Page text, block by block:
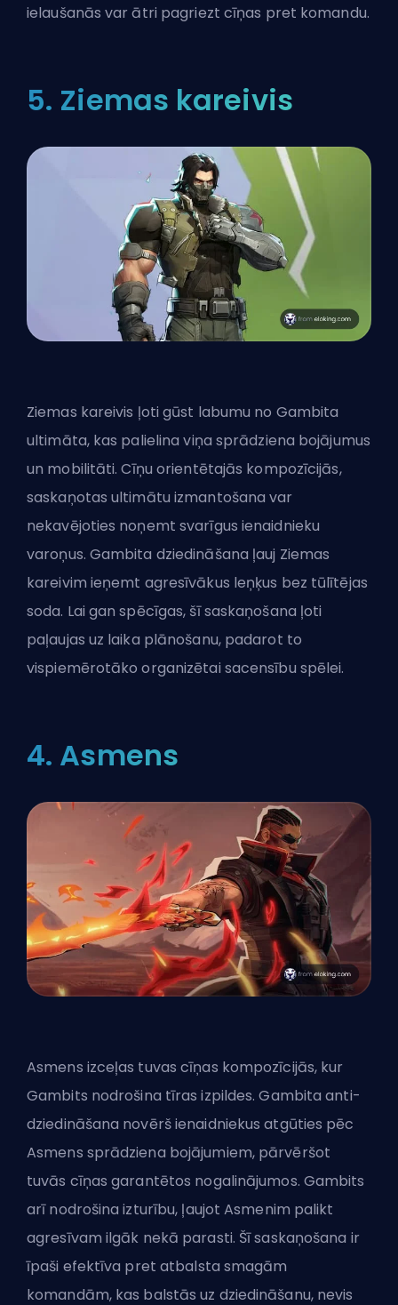
ielaušanās var ātri pagriezt cīņas pret komandu.
5. Ziemas kareivis
Ziemas kareivis ļoti gūst labumu no Gambita
ultimāta, kas palielina viņa sprādziena bojājumus
un mobilitāti. Cīņu orientētajās kompozīcijās,
saskaņotas ultimātu izmantošana var
nekavējoties noņemt svarīgus ienaidnieku
varoņus. Gambita dziedināšana ļauj Ziemas
kareivim ieņemt agresīvākus leņķus bez tūlītējas
soda. Lai gan spēcīgas, šī saskaņošana ļoti
paļaujas uz laika plānošanu, padarot to
vispiemērotāko organizētai sacensību spēlei.
4. Asmens
Asmens izceļas tuvas cīņas kompozīcijās, kur
Gambits nodrošina tīras izpildes. Gambita anti-
dziedināšana novērš ienaidniekus atgūties pēc
Asmens sprādziena bojājumiem, pārvēršot
tuvās cīņas garantētos nogalinājumos. Gambits
arī nodrošina izturību, ļaujot Asmenim palikt
agresīvam ilgāk nekā parasti. Šī saskaņošana ir
īpaši efektīva pret atbalsta smagām
komandām, kas balstās uz dziedināšanu, nevis